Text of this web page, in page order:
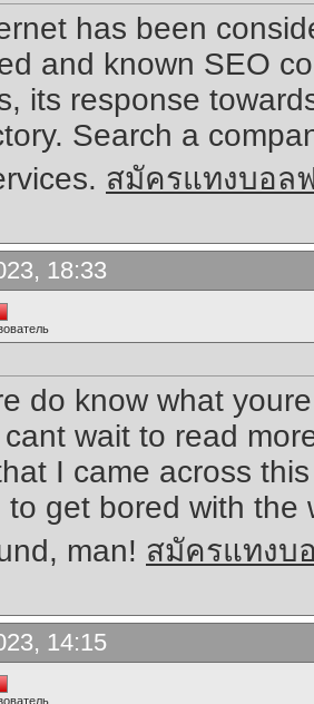
has been
and known SEO
its response
Search a
สมัครแทงบอล
18:33
do know what
wait to read
I came across
to get bored with the
man! สมัครแทงบ
14:15